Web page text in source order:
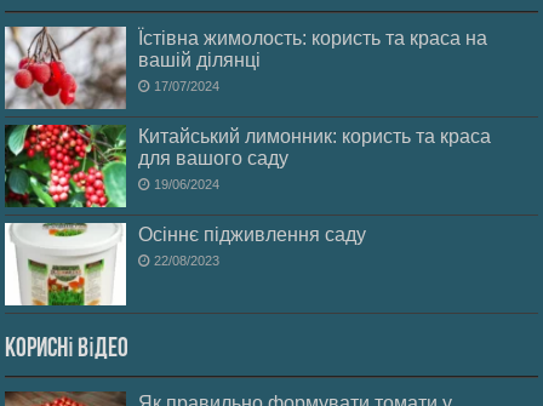
Їстівна жимолость: користь та краса на
вашій ділянці
17/07/2024
Китайський лимонник: користь та краса
для вашого саду
19/06/2024
Осіннє підживлення саду
22/08/2023
Корисні відео